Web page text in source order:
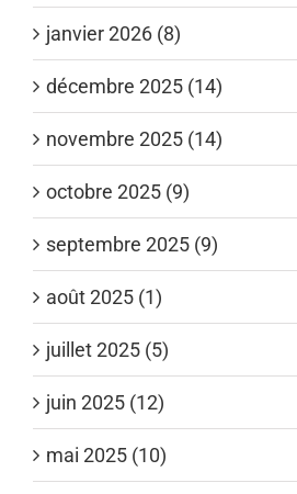
janvier 2026 (8)
décembre 2025 (14)
novembre 2025 (14)
octobre 2025 (9)
septembre 2025 (9)
août 2025 (1)
juillet 2025 (5)
juin 2025 (12)
mai 2025 (10)